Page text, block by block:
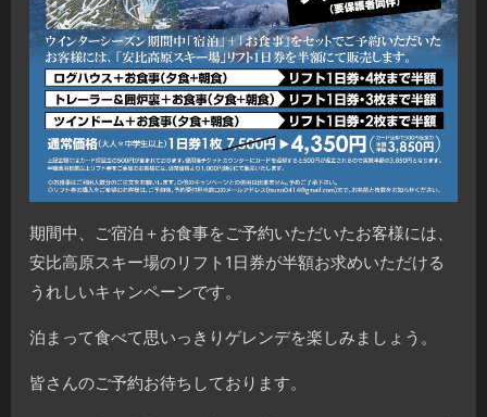
期間中、ご宿泊＋お食事をご予約いただいたお客様には、
安比高原スキー場のリフト1日券が半額お求めいただける
うれしいキャンペーンです。
泊まって食べて思いっきりゲレンデを楽しみましょう。
皆さんのご予約お待ちしております。